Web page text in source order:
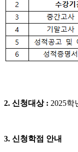
2. 신청대상 : 2025학
3. 신청학점 안내